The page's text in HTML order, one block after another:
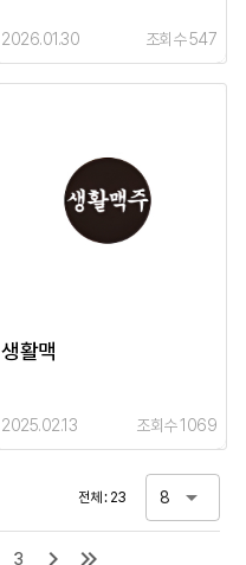
2026.01.30 조회수 547
생활맥
2025.02.13 조회수 1069
전체 : 23 8
3